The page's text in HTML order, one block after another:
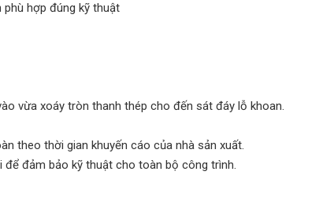
hợp đúng kỹ thuật
vừa xoáy tròn thanh thép cho đến sát đáy lỗ khoan.
theo thời gian khuyến cáo của nhà sản xuất.
đảm bảo kỹ thuật cho toàn bộ công trình.